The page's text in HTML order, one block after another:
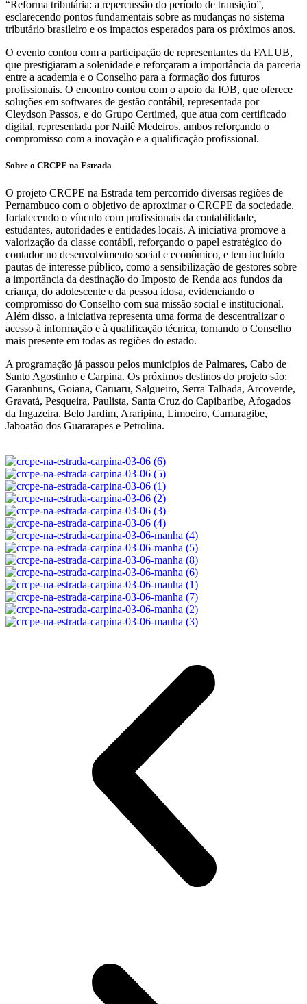
“Reforma tributária: a repercussão do período de transição”,
esclarecendo pontos fundamentais sobre as mudanças no sistema
tributário brasileiro e os impactos esperados para os próximos anos.
O evento contou com a participação de representantes da FALUB,
que prestigiaram a solenidade e reforçaram a importância da parceria
entre a academia e o Conselho para a formação dos futuros
profissionais. O encontro contou com o apoio da IOB, que oferece
soluções em softwares de gestão contábil, representada por
Cleydson Passos, e do Grupo Certimed, que atua com certificado
digital, representada por Nailê Medeiros, ambos reforçando o
compromisso com a inovação e a qualificação profissional.
Sobre o CRCPE na Estrada
O projeto CRCPE na Estrada tem percorrido diversas regiões de
Pernambuco com o objetivo de aproximar o CRCPE da sociedade,
fortalecendo o vínculo com profissionais da contabilidade,
estudantes, autoridades e entidades locais. A iniciativa promove a
valorização da classe contábil, reforçando o papel estratégico do
contador no desenvolvimento social e econômico, e tem incluído
pautas de interesse público, como a sensibilização de gestores sobre
a importância da destinação do Imposto de Renda aos fundos da
criança, do adolescente e da pessoa idosa, evidenciando o
compromisso do Conselho com sua missão social e institucional.
Além disso, a iniciativa representa uma forma de descentralizar o
acesso à informação e à qualificação técnica, tornando o Conselho
mais presente em todas as regiões do estado.
A programação já passou pelos municípios de Palmares, Cabo de
Santo Agostinho e Carpina. Os próximos destinos do projeto são:
Garanhuns, Goiana, Caruaru, Salgueiro, Serra Talhada, Arcoverde,
Gravatá, Pesqueira, Paulista, Santa Cruz do Capibaribe, Afogados
da Ingazeira, Belo Jardim, Araripina, Limoeiro, Camaragibe,
Jaboatão dos Guararapes e Petrolina.